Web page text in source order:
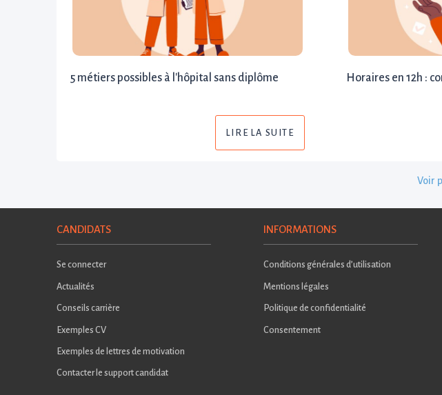
5 métiers possibles à l'hôpital sans diplôme
LIRE LA SUITE
Horaires en 12h :
Voir
CANDIDATS
Se connecter
Actualités
Conseils carrière
Exemples CV
Exemples de lettres de motivation
Contacter le support candidat
INFORMATIONS
Conditions générales d’utilisation
Mentions légales
Politique de confidentialité
Consentement